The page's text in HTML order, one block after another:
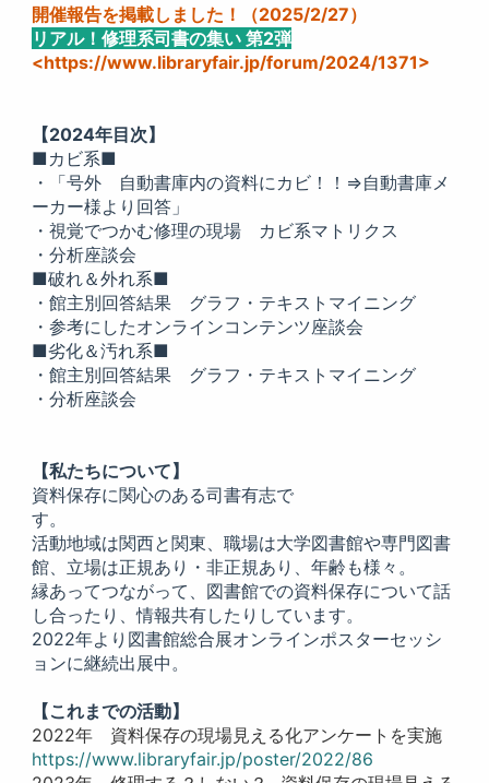
開催報告を掲載しました！（2025/2/27）
リアル！修理系司書の集い 第2弾
<https://www.libraryfair.jp/forum/2024/1371>
【2024年目次】
■カビ系■
・「号外 自動書庫内の資料にカビ！！⇒自動書庫メ
ーカー様より回答」
・視覚でつかむ修理の現場 カビ系マトリクス
・分析座談会
■破れ＆外れ系■
・館主別回答結果 グラフ・テキストマイニング
・参考にしたオンラインコンテンツ座談会
■劣化＆汚れ系■
・館主別回答結果 グラフ・テキストマイニング
・分析座談会
【私たちについて】
資料保存に関心のある司書有志で
す。
活動地域は関西と関東、職場は大学図書館や専門図書
館、立場は正規あり・非正規あり、年齢も様々。
縁あってつながって、図書館での資料保存について話
し合ったり、情報共有したりしています。
2022年より図書館総合展オンラインポスターセッシ
ョンに継続出展中。
【これまでの活動】
2022年 資料保存の現場見える化アンケートを実施
https://www.libraryfair.jp/poster/2022/86